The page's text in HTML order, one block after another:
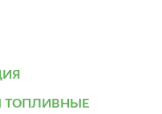
ТОПЛИВНЫЕ